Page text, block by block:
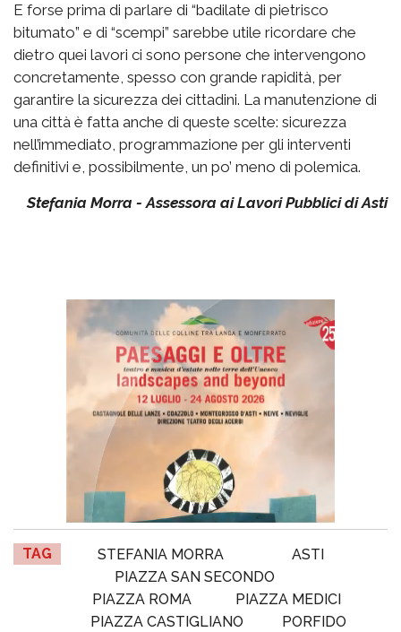
E forse prima di parlare di “badilate di pietrisco
bitumato” e di “scempi” sarebbe utile ricordare che
dietro quei lavori ci sono persone che intervengono
concretamente, spesso con grande rapidità, per
garantire la sicurezza dei cittadini. La manutenzione di
una città è fatta anche di queste scelte: sicurezza
nell’immediato, programmazione per gli interventi
definitivi e, possibilmente, un po’ meno di polemica.
Stefania Morra - Assessora ai Lavori Pubblici di Asti
TAG STEFANIA MORRA
ASTI
PIAZZA SAN SECONDO
PIAZZA ROMA
PIAZZA MEDICI
PIAZZA CASTIGLIANO
PORFIDO